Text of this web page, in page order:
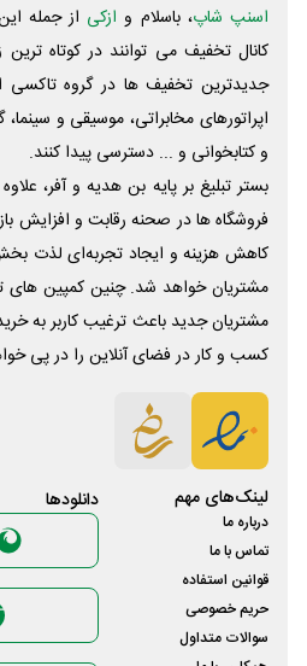
اسنپ شاپ، باسلام و ازکی از جمله
کانال تخفیف می توانند در کوتاه
جدیدترین تخفیف ها در گروه تاکسی
اپراتورهای مخابراتی، موسیقی و
و کتابخوانی و ... دسترسی پیدا کنند.
بستر تبلیغ بر پایه بن هدیه و آفر،
فروشگاه ها در صحنه رقابت و افزایش
کاهش هزینه و ایجاد تجربه‌ای لذت
مشتریان خواهد شد. چنین کمپین
مشتریان جدید باعث ترغیب کاربر به
کسب و کار در فضای آنلاین را در پی
لینک‌های مهم
درباره ما
تماس با ما
قوانین استفاده
حریم خصوصی
سوالات متداول
دانلود‌ها